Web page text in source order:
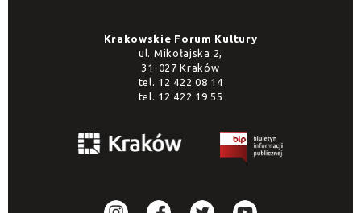
Krakowskie Forum Kultury
ul. Mikołajska 2,
31-027 Kraków
tel. 12 422 08 14
tel. 12 422 19 55